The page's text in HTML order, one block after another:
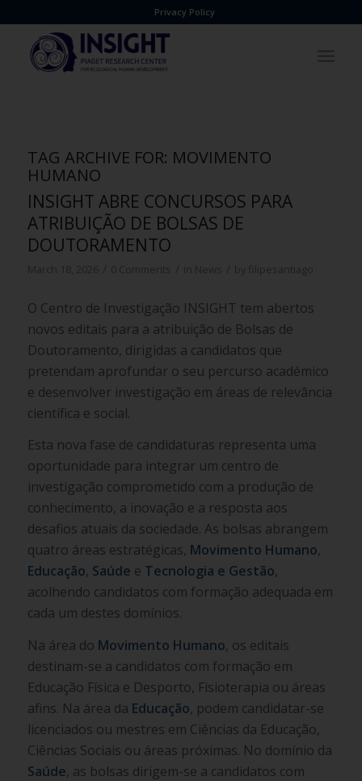
Privacy Policy
TAG ARCHIVE FOR: MOVIMENTO
HUMANO
INSIGHT ABRE CONCURSOS PARA
ATRIBUIÇÃO DE BOLSAS DE
DOUTORAMENTO
O Centro de Investigação INSIGHT tem abertos
novos editais para a atribuição de Bolsas de
Doutoramento, dirigidas a candidatos que
pretendam aprofundar o seu percurso académico
e desenvolver investigação em áreas de relevância
científica e social.
Esta nova fase de candidaturas representa uma
oportunidade para integrar um centro de
investigação comprometido com a produção de
conhecimento, a inovação e a resposta aos
desafios atuais da sociedade. As bolsas abrangem
quatro áreas estratégicas, Movimento Humano,
Educação, Saúde e Tecnologia e Gestão,
acolhendo candidatos com formação adequada em
cada um destes domínios.
Na área do Movimento Humano, os editais
destinam-se a candidatos com formação em
Educação Física e Desporto, Fisioterapia ou áreas
afins. Na área da Educação, podem candidatar-se
licenciados ou mestres em Ciências da Educação,
Ciências Sociais ou áreas próximas. No domínio da
Saúde, as bolsas dirigem-se a candidatos com